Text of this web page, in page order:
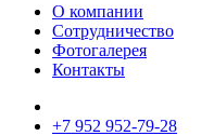
О компании
Сотрудничество
Фотогалерея
Контакты
+7 952 952-79-28